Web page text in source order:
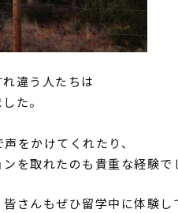
違う人たちは
した。
声をかけてくれたり、
を取れたのも貴重な経験で
皆さんもぜひ留学中に体験し